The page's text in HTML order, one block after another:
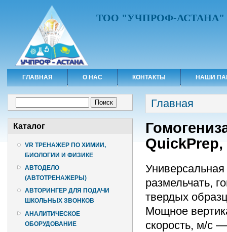
ТОО "УЧПРОФ-АСТАНА"
ГЛАВНАЯ О НАС КОНТАКТЫ НАШИ
Каталог
VR ТРЕНАЖЕР ПО ХИМИИ,
БИОЛОГИИ И ФИЗИКЕ
АВТОДЕЛО
(АВТОТРЕНАЖЕРЫ)
АВТОРИНГЕР ДЛЯ ПОДАЧИ
ШКОЛЬНЫХ ЗВОНКОВ
АНАЛИТИЧЕСКОЕ
ОБОРУДОВАНИЕ
Вы здесь
Главная
размельчать,
твердых
Мощное
скорость, м/с